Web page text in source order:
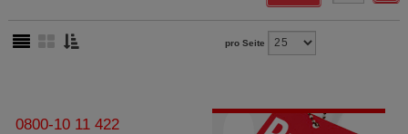
pro Seite
0800-10 11 422